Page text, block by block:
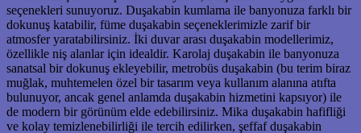
seçenekleri sunuyoruz. Duşakabin kumlama ile banyonuza farklı bir
dokunuş katabilir, füme duşakabin seçeneklerimizle zarif bir
atmosfer yaratabilirsiniz. İki duvar arası duşakabin modellerimiz,
özellikle niş alanlar için idealdir. Karolaj duşakabin ile banyonuza
sanatsal bir dokunuş ekleyebilir, metrobüs duşakabin (bu terim biraz
muğlak, muhtemelen özel bir tasarım veya kullanım alanına atıfta
bulunuyor, ancak genel anlamda duşakabin hizmetini kapsıyor) ile
de modern bir görünüm elde edebilirsiniz. Mika duşakabin hafifliği
ve kolay temizlenebilirliği ile tercih edilirken, şeffaf duşakabin